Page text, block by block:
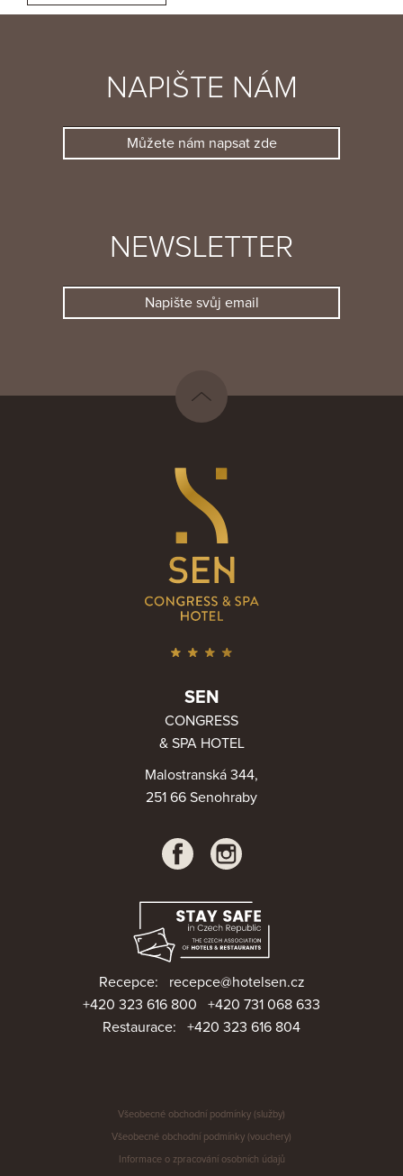
NAPIŠTE NÁM
Můžete nám napsat zde
NEWSLETTER
Napište svůj email
SEN
CONGRESS
& SPA HOTEL
Malostranská 344,
251 66 Senohraby
Recepce: recepce@hotelsen.cz
+420 323 616 800
+420 731 068 633
Restaurace: +420 323 616 804
Všeobecné obchodní podmínky (služby)
Všeobecné obchodní podmínky (vouchery)
Informace o zpracování osobních údajů